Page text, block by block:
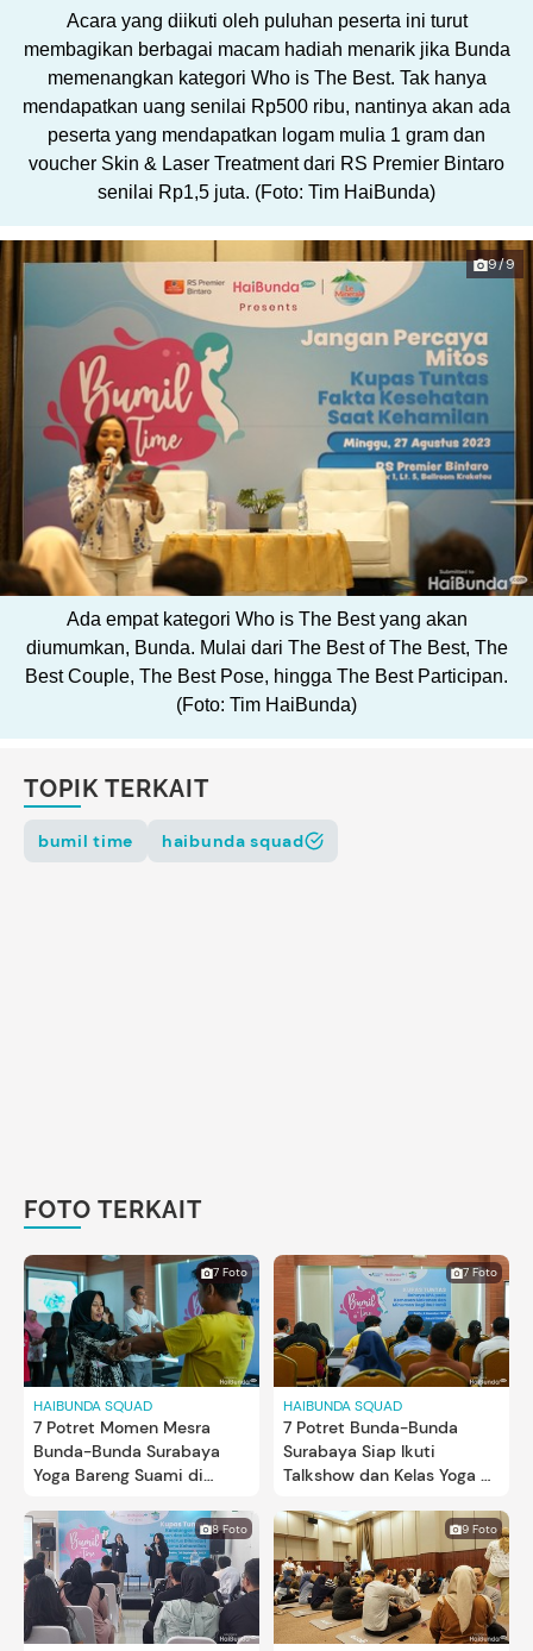
Acara yang diikuti oleh puluhan peserta ini turut
membagikan berbagai macam hadiah menarik jika Bunda
memenangkan kategori Who is The Best. Tak hanya
mendapatkan uang senilai Rp500 ribu, nantinya akan ada
peserta yang mendapatkan logam mulia 1 gram dan
voucher Skin & Laser Treatment dari RS Premier Bintaro
senilai Rp1,5 juta. (Foto: Tim HaiBunda)
9/9
Ada empat kategori Who is The Best yang akan
diumumkan, Bunda. Mulai dari The Best of The Best, The
Best Couple, The Best Pose, hingga The Best Participan.
(Foto: Tim HaiBunda)
TOPIK TERKAIT
bumil time haibunda squad
FOTO TERKAIT
7 Foto
HAIBUNDA SQUAD
7 Potret Momen Mesra
Bunda-Bunda Surabaya
Yoga Bareng Suami di
7 Foto
HAIBUNDA SQUAD
7 Potret Bunda-Bunda
Surabaya Siap Ikuti
Talkshow dan Kelas Yoga di
8 Foto 9 Foto